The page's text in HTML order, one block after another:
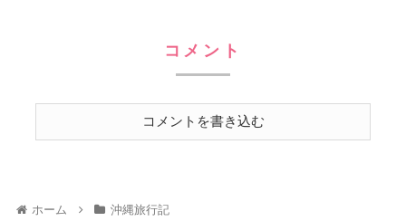
コメント
コメントを書き込む
ホーム 沖縄旅行記